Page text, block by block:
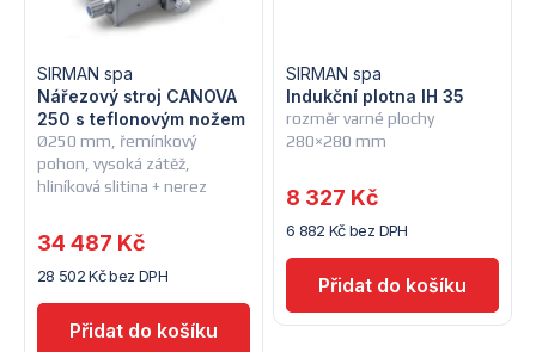
Ø250 mm, řemínkový
pohon, vysoká zátěž,
hliníková slitina + nerez
Nářezový stroj CANOVA
250 s teflonovým nožem
SIRMAN spa
28 502 Kč bez DPH
34 487 Kč
rozměr varné plochy
280×280 mm
Indukční plotna IH 35
SIRMAN spa
6 882 Kč bez DPH
8 327 Kč